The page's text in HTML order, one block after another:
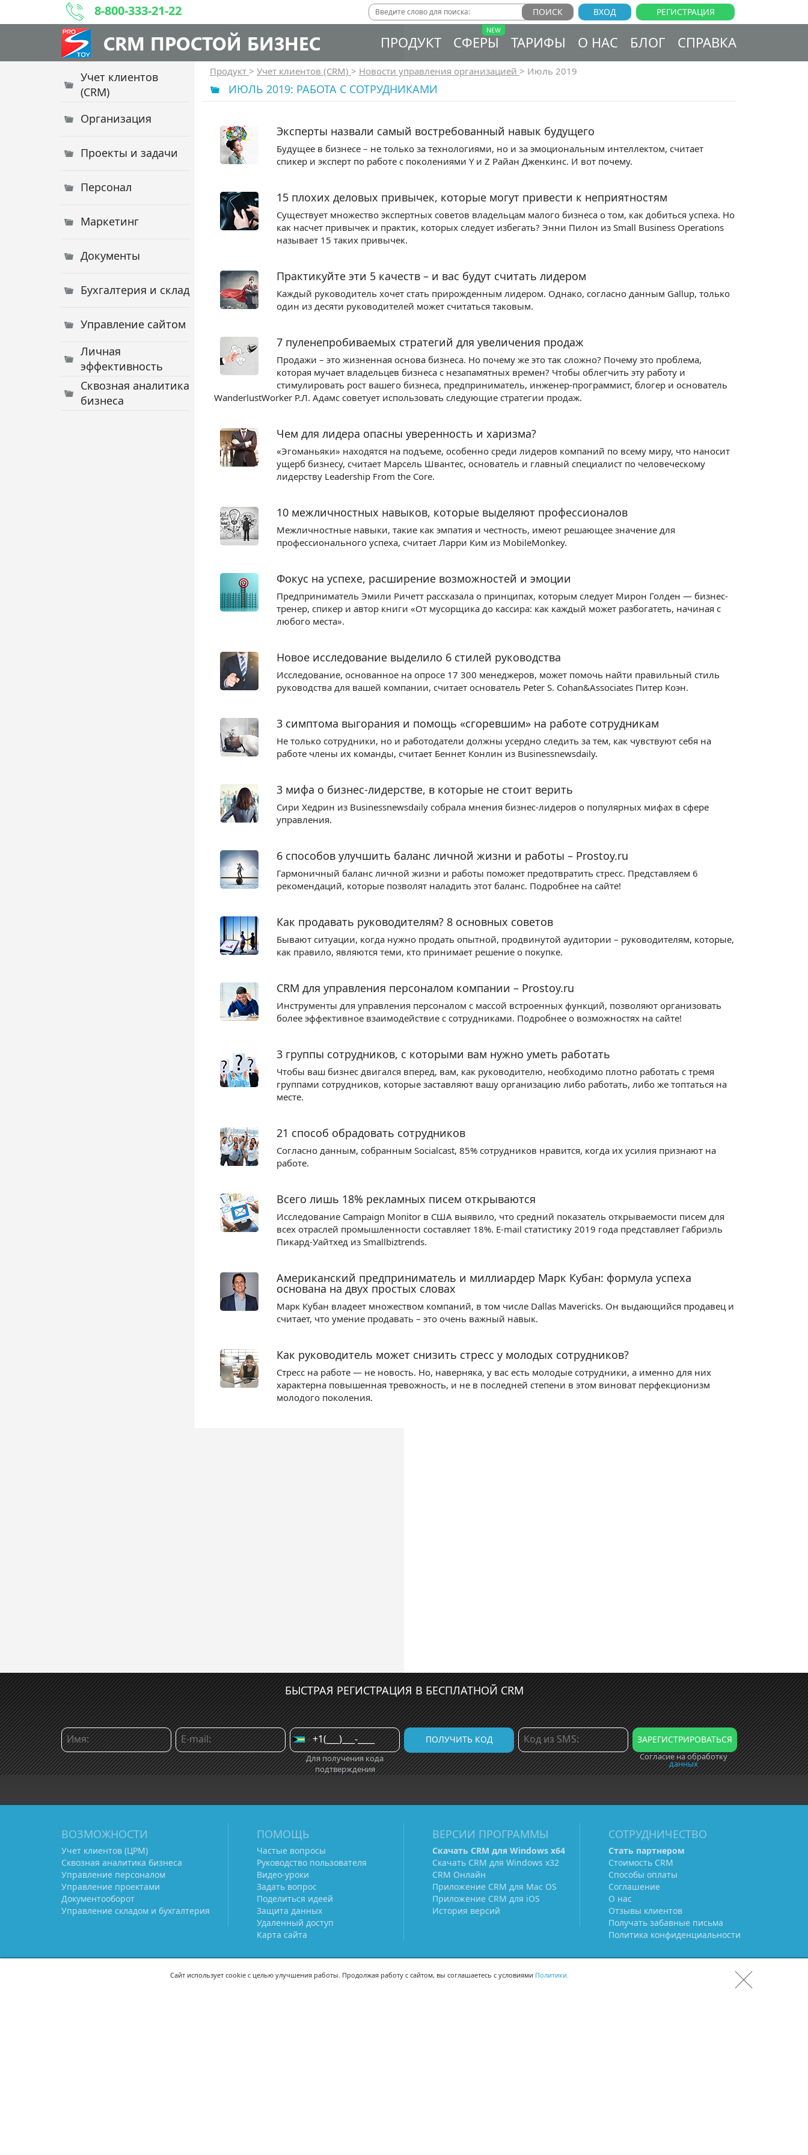
8-800-333-21-22 РЕГИСТРАЦИЯ
ВХОД
CRM ПРОСТОЙ БИЗНЕС ПРОДУКТ СФЕРЫ ТАРИФЫ О НАС БЛОГ СПРАВКА
Учет клиентов
(CRM)
Организация
Проекты и задачи
Персонал
Маркетинг
Документы
Бухгалтерия и склад
Управление сайтом
Личная
эффективность
Сквозная аналитика
бизнеса
Продукт > Учет клиентов (CRM) > Новости управления организацией > Июль 2019
ИЮЛЬ 2019: РАБОТА С СОТРУДНИКАМИ
Эксперты назвали самый востребованный навык будущего
Будущее в бизнесе – не только за технологиями, но и за эмоциональным интеллектом, считает
спикер и эксперт по работе с поколениями Y и Z Райан Дженкинс. И вот почему.
15 плохих деловых привычек, которые могут привести к неприятностям
Существует множество экспертных советов владельцам малого бизнеса о том, как добиться успеха. Но
как насчет привычек и практик, которых следует избегать? Энни Пилон из Small Business Operations
называет 15 таких привычек.
Практикуйте эти 5 качеств – и вас будут считать лидером
Каждый руководитель хочет стать прирожденным лидером. Однако, согласно данным Gallup, только
один из десяти руководителей может считаться таковым.
7 пуленепробиваемых стратегий для увеличения продаж
Продажи – это жизненная основа бизнеса. Но почему же это так сложно? Почему это проблема,
которая мучает владельцев бизнеса с незапамятных времен? Чтобы облегчить эту работу и
стимулировать рост вашего бизнеса, предприниматель, инженер-программист, блогер и основатель
WanderlustWorker Р.Л. Адамс советует использовать следующие стратегии продаж.
Чем для лидера опасны уверенность и харизма?
«Эгоманьяки» находятся на подъеме, особенно среди лидеров компаний по всему миру, что наносит
ущерб бизнесу, считает Марсель Швантес, основатель и главный специалист по человеческому
лидерству Leadership From the Core.
10 межличностных навыков, которые выделяют профессионалов
Межличностные навыки, такие как эмпатия и честность, имеют решающее значение для
профессионального успеха, считает Ларри Ким из MobileMonkey.
Фокус на успехе, расширение возможностей и эмоции
Предприниматель Эмили Ричетт рассказала о принципах, которым следует Мирон Голден — бизнес-
тренер, спикер и автор книги «От мусорщика до кассира: как каждый может разбогатеть, начиная с
любого места».
Новое исследование выделило 6 стилей руководства
Исследование, основанное на опросе 17 300 менеджеров, может помочь найти правильный стиль
руководства для вашей компании, считает основатель Peter S. Cohan&Associates Питер Коэн.
3 симптома выгорания и помощь «сгоревшим» на работе сотрудникам
Не только сотрудники, но и работодатели должны усердно следить за тем, как чувствуют себя на
работе члены их команды, считает Беннет Конлин из Businessnewsdaily.
3 мифа о бизнес-лидерстве, в которые не стоит верить
Сири Хедрин из Businessnewsdaily собрала мнения бизнес-лидеров о популярных мифах в сфере
управления.
6 способов улучшить баланс личной жизни и работы – Prostoy.ru
Гармоничный баланс личной жизни и работы поможет предотвратить стресс. Представляем 6
рекомендаций, которые позволят наладить этот баланс. Подробнее на сайте!
Как продавать руководителям? 8 основных советов
Бывают ситуации, когда нужно продать опытной, продвинутой аудитории – руководителям, которые,
как правило, являются теми, кто принимает решение о покупке.
CRM для управления персоналом компании – Prostoy.ru
Инструменты для управления персоналом с массой встроенных функций, позволяют организовать
более эффективное взаимодействие с сотрудниками. Подробнее о возможностях на сайте!
3 группы сотрудников, с которыми вам нужно уметь работать
Чтобы ваш бизнес двигался вперед, вам, как руководителю, необходимо плотно работать с тремя
группами сотрудников, которые заставляют вашу организацию либо работать, либо же топтаться на
месте.
21 способ обрадовать сотрудников
Согласно данным, собранным Socialcast, 85% сотрудников нравится, когда их усилия признают на
работе.
Всего лишь 18% рекламных писем открываются
Исследование Campaign Monitor в США выявило, что средний показатель открываемости писем для
всех отраслей промышленности составляет 18%. E-mail статистику 2019 года представляет Габриэль
Пикард-Уайтхед из Smallbiztrends.
Американский предприниматель и миллиардер Марк Кубан: формула успеха
основана на двух простых словах
Марк Кубан владеет множеством компаний, в том числе Dallas Mavericks. Он выдающийся продавец и
считает, что умение продавать – это очень важный навык.
Как руководитель может снизить стресс у молодых сотрудников?
Стресс на работе — не новость. Но, наверняка, у вас есть молодые сотрудники, а именно для них
характерна повышенная тревожность, и не в последней степени в этом виноват перфекционизм
молодого поколения.
БЫСТРАЯ РЕГИСТРАЦИЯ В БЕСПЛАТНОЙ CRM
Для получения кода
подтверждения
Согласие на обработку
данных
ВОЗМОЖНОСТИ
Учет клиентов (ЦРМ)
Сквозная аналитика бизнеса
Управление персоналом
Управление проектами
Документооборот
Управление складом и бухгалтерия
ПОМОЩЬ
Частые вопросы
Руководство пользователя
Видео-уроки
Задать вопрос
Поделиться идеей
Защита данных
Удаленный доступ
Карта сайта
ВЕРСИИ ПРОГРАММЫ
Скачать CRM для Windows х64
Скачать CRM для Windows х32
CRM Онлайн
Приложение CRM для Mac OS
Приложение CRM для iOS
История версий
СОТРУДНИЧЕСТВО
Стать партнером
Стоимость CRM
Способы оплаты
Соглашение
О нас
Отзывы клиентов
Получать забавные письма
Политика конфиденциальности
Сайт использует cookie с целью улучшения работы. Продолжая работу с сайтом, вы соглашаетесь с условиями Политики.